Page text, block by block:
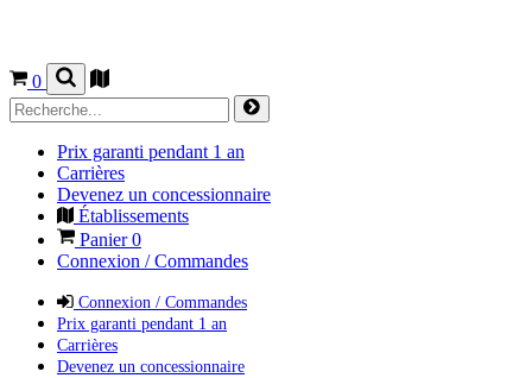
0
Prix garanti pendant 1 an
Carrières
Devenez un concessionnaire
Établissements
Panier0
Connexion / Commandes
Connexion / Commandes
Prix garanti pendant 1 an
Carrières
Devenez un concessionnaire